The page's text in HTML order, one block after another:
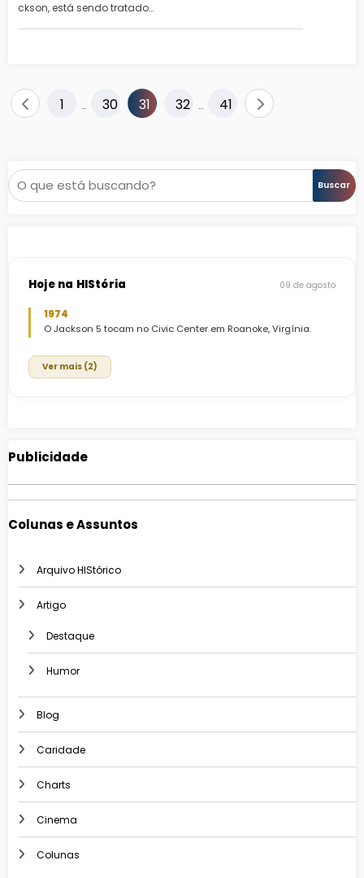
ckson, está sendo tratado…
Paginação
1 … 30 31 32 … 41
Pesquisar Buscar
Hoje na HIStória 09 de agosto
1974
O Jackson 5 tocam no Civic Center em Roanoke, Virgínia.
Ver mais (2)
Publicidade
Colunas e Assuntos
Arquivo HIStórico
Artigo
Destaque
Humor
Blog
Caridade
Charts
Cinema
Colunas